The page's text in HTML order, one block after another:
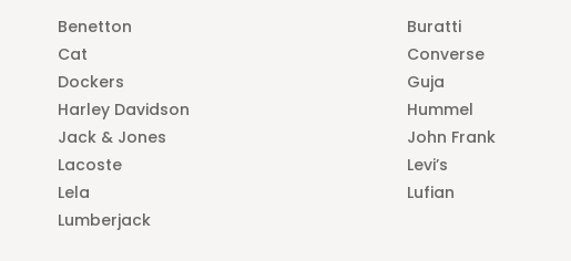
Benetton
Buratti
Cat
Converse
Dockers
Guja
Harley Davidson
Hummel
Jack & Jones
John Frank
Lacoste
Levi’s
Lela
Lufian
Lumberjack